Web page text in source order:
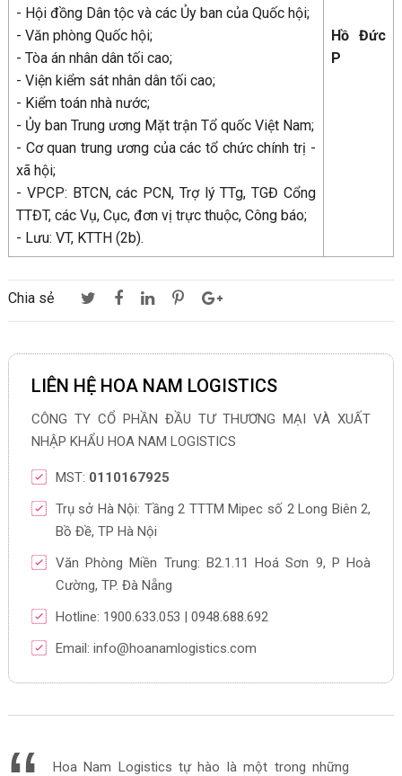
- Hội đồng Dân tộc và các Ủy ban của Quốc hội;
- Văn phòng Quốc hội;
- Tòa án nhân dân tối cao;
- Viện kiểm sát nhân dân tối cao;
- Kiểm toán nhà nước;
- Ủy ban Trung ương Mặt trận Tổ quốc Việt Nam;
- Cơ quan trung ương của các tổ chức chính trị -
xã hội;
- VPCP: BTCN, các PCN, Trợ lý TTg, TGĐ Cổng
TTĐT, các Vụ, Cục, đơn vị trực thuộc, Công báo;
- Lưu: VT, KTTH (2b).
Hồ Đức
P
Chia sẻ
LIÊN HỆ HOA NAM LOGISTICS
CÔNG TY CỔ PHẦN ĐẦU TƯ THƯƠNG MẠI VÀ XUẤT
NHẬP KHẨU HOA NAM LOGISTICS
MST: 0110167925
Trụ sở Hà Nội: Tầng 2 TTTM Mipec số 2 Long Biên 2,
Bồ Đề, TP Hà Nội
Văn Phòng Miền Trung: B2.1.11 Hoá Sơn 9, P Hoà
Cường, TP. Đà Nẵng
Hotline: 1900.633.053 | 0948.688.692
Email: info@hoanamlogistics.com
Hoa Nam Logistics tự hào là một trong những